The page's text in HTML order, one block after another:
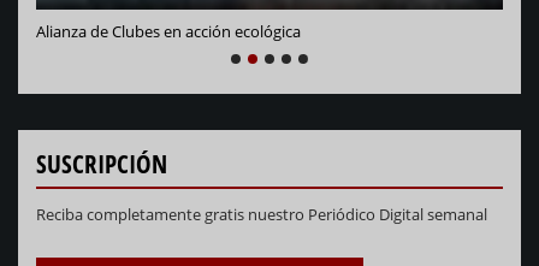
Alianza de Clubes en acción ecológica
PREVIOUS
SUSCRIPCIÓN
Reciba completamente gratis nuestro Periódico Digital semanal